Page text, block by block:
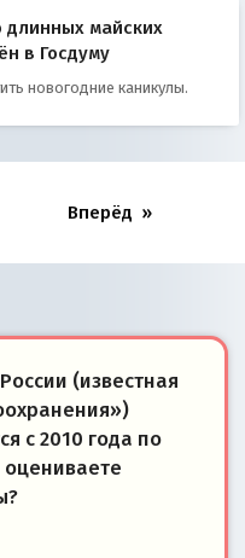
длинных майских
в Госдуму
новогодние каникулы.
Вперёд
(известная
с 2010 года по